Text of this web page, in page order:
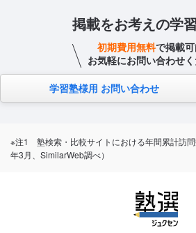
掲載をお考えの学
初期費用無料で掲載
お気軽にお問い合わせ
学習塾様用 お問い合わせ
※注1 塾検索・比較サイトにおける年間累計訪
年3月、SimilarWeb調べ）